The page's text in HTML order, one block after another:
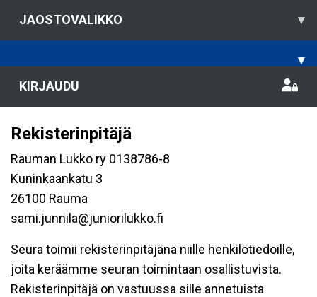
JAOSTOVALIKKO ▾
▾
KIRJAUDU
Rekisterinpitäjä
Rauman Lukko ry 0138786-8
Kuninkaankatu 3
26100 Rauma
sami.junnila@juniorilukko.fi
Seura toimii rekisterinpitäjänä niille henkilötiedoille,
joita keräämme seuran toimintaan osallistuvista.
Rekisterinpitäjä on vastuussa sille annetuista